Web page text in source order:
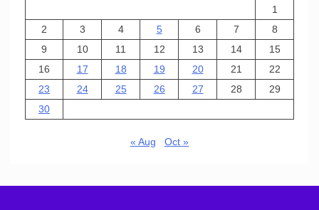
1
2
3 4 5 6 7
8
9
10 11 12 13 14
15
16
17 18 19 20 21
22
23
24 25 26 27 28
29
30
« Aug Oct »